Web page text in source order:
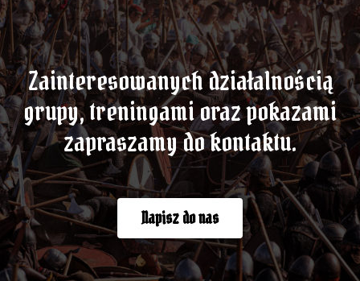
Zainteresowanych działalnością
grupy, treningami oraz pokazami
zapraszamy do kontaktu.
Napisz do nas